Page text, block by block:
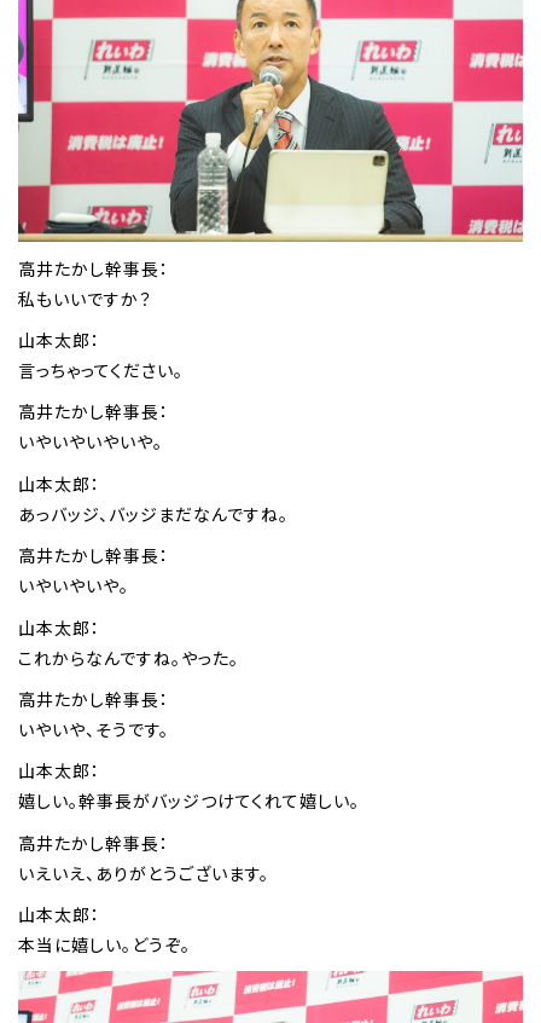
高井たかし幹事長：
私もいいですか？
山本太郎：
言っちゃってください。
高井たかし幹事長：
いやいやいやいや。
山本太郎：
あっバッジ、バッジまだなんですね。
高井たかし幹事長：
いやいやいや。
山本太郎：
これからなんですね。やった。
高井たかし幹事長：
いやいや、そうです。
山本太郎：
嬉しい。幹事長がバッジつけてくれて嬉しい。
高井たかし幹事長：
いえいえ、ありがとうございます。
山本太郎：
本当に嬉しい。どうぞ。